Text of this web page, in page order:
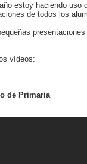
estoy haciendo uso
de todos los
vídeos:
de Primaria